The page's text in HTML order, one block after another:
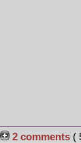
2 comments (